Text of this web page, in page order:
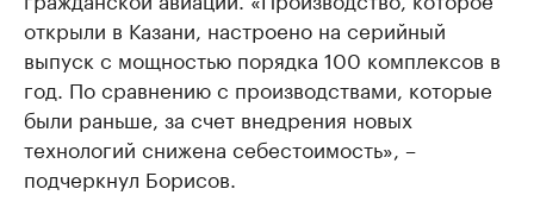
открыли в Казани, настроено на серийный
выпуск с мощностью порядка 100 комплексов в
год. По сравнению с производствами, которые
были раньше, за счет внедрения новых
технологий снижена себестоимость», –
подчеркнул Борисов.